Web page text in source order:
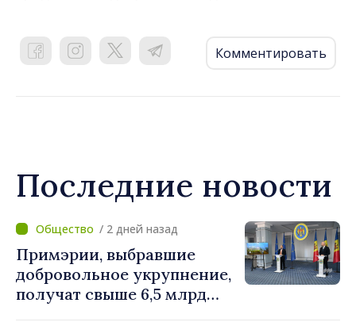
Комментировать
Последние новости
/ 2 дней назад
Примэрии, выбравшие
добровольное укрупнение,
получат свыше 6,5 млрд